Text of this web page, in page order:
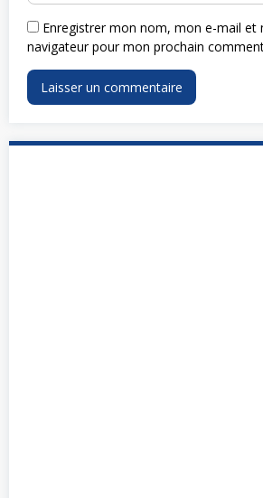
Enregistrer mon nom, mon e-mail et
navigateur pour mon prochain